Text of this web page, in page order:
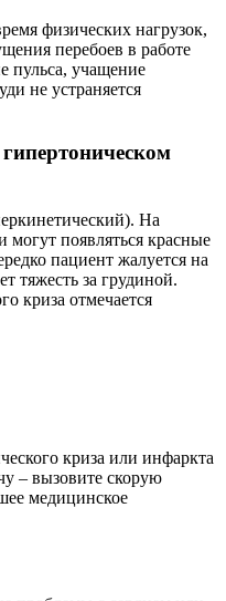
физических нагрузок,
перебоев в работе
пульса, учащение
не устраняется
На
появляться красные
пациент жалуется на
тяжесть за грудиной.
криза отмечается
криза или инфаркта
– вызовите скорую
медицинское